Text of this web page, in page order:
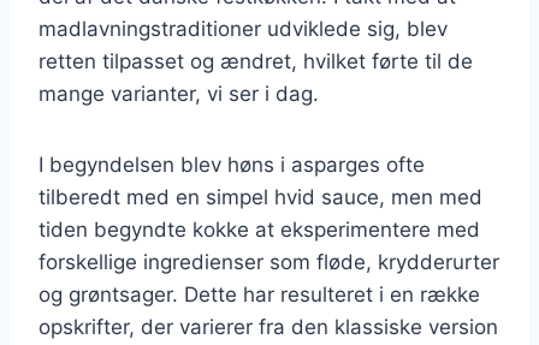
madlavningstraditioner udviklede sig, blev
retten tilpasset og ændret, hvilket førte til de
mange varianter, vi ser i dag.
I begyndelsen blev høns i asparges ofte
tilberedt med en simpel hvid sauce, men med
tiden begyndte kokke at eksperimentere med
forskellige ingredienser som fløde, krydderurter
og grøntsager. Dette har resulteret i en række
opskrifter, der varierer fra den klassiske version